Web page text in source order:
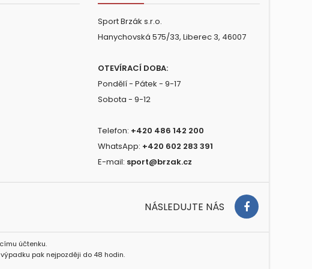
Sport Brzák s.r.o.
Hanychovská 575/33, Liberec 3, 46007
OTEVÍRACÍ DOBA:
Pondělí - Pátek - 9-17
Sobota - 9-12
Telefon: +420 486 142 200
WhatsApp: +420 602 283 391
E-mail: sport@brzak.cz
NÁSLEDUJTE NÁS
účtenku.
pak nejpozději do 48 hodin.